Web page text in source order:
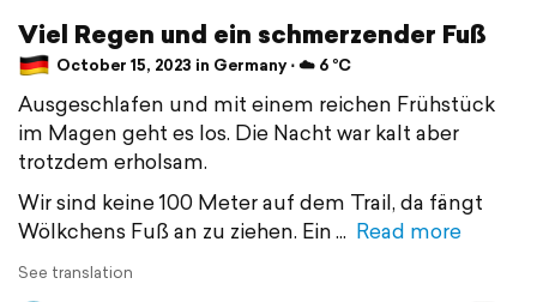
Viel Regen und ein schmerzender Fuß
October 15, 2023 in Germany ⋅ ☁️ 6 °C
Ausgeschlafen und mit einem reichen Frühstück
im Magen geht es los. Die Nacht war kalt aber
trotzdem erholsam.
Wir sind keine 100 Meter auf dem Trail, da fängt
Wölkchens Fuß an zu ziehen. Ein
Read more
See translation